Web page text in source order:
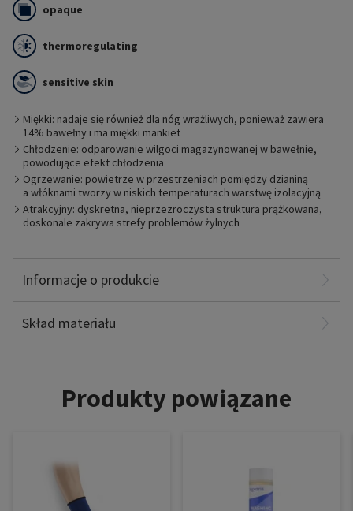
opaque
thermoregulating
sensitive skin
Miękki: nadaje się również dla nóg wrażliwych, ponieważ zawiera
14% bawełny i ma miękki mankiet
Chłodzenie: odparowanie wilgoci magazynowanej w bawełnie,
powodujące efekt chłodzenia
Ogrzewanie: powietrze w przestrzeniach pomiędzy dzianiną
a włóknami tworzy w niskich temperaturach warstwę izolacyjną
Atrakcyjny: dyskretna, nieprzezroczysta struktura prążkowana,
doskonale zakrywa strefy problemów żylnych
Informacje o produkcie
Cienka warstwa bawełny chroni skórę przed wysuszeniem i ma
działanie termoregulacyjne. Tkanina bawełniana wchłania
nadmiar wilgoci bezpośrednio ze skóry i przechowuje ją
wewnątrz włókien. Zapobiega to tworzeniu się na skórze filmu
wilgoci, który sprzyja niepożądanemu rozwojowi bakterii. Jest
to korzystne dla osób o wrażliwej skórze.
Skład materiału
Poliamid: 52%
Elastanu: 34%
Produkty powiązane